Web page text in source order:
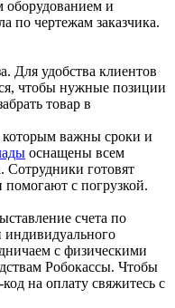
оборудованием и
по чертежам заказчика.
Для удобства клиентов
чтобы нужные позиции
товар в
которым важны сроки и
оснащены всем
Сотрудники готовят
помогают с погрузкой.
счета по
индивидуального
с физическими
Робокассы. Чтобы
на оплату свяжитесь с